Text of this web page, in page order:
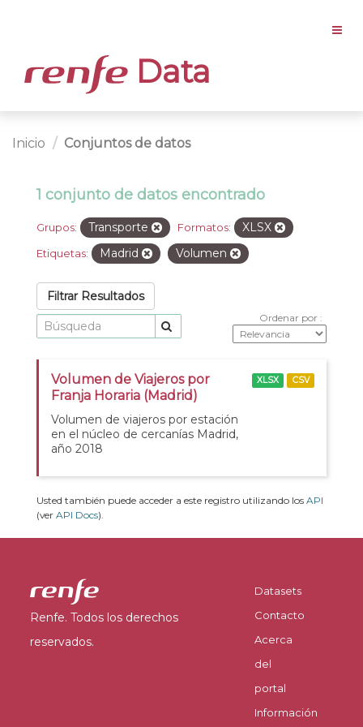
Data
Inicio Conjuntos de datos
1 conjunto de datos encontrado
Grupos: Transporte Formatos: XLSX
Etiquetas: Madrid Volumen
Filtrar Resultados
Ordenar por
Volumen de Viajeros por
Franja Horaria (Madrid)
Volumen de viajeros por estación
en el núcleo de cercanías Madrid,
año 2018
XLSX CSV
Usted también puede acceder a este registro utilizando los API
(ver API Docs).
Renfe. Todos los derechos
reservados.
Datasets
Contacto
Acerca
del
portal
Información